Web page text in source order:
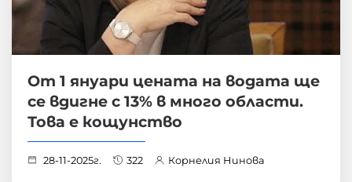
От 1 януари цената на водата ще
се вдигне с 13% в много области.
Това е кощунство
28-11-2025г. 322 Корнелия Нинова